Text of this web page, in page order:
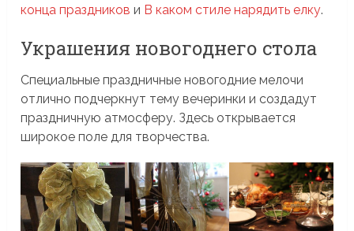
конца праздников и В каком стиле нарядить елку.
Украшения новогоднего стола
Специальные праздничные новогодние мелочи
отлично подчеркнут тему вечеринки и создадут
праздничную атмосферу. Здесь открывается
широкое поле для творчества.